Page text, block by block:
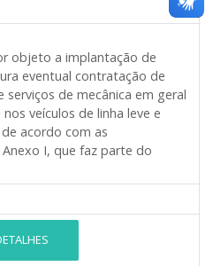
objeto a implantação de
eventual contratação de
de mecânica em geral
veículos de linha leve e
acordo com as
I, que faz parte do